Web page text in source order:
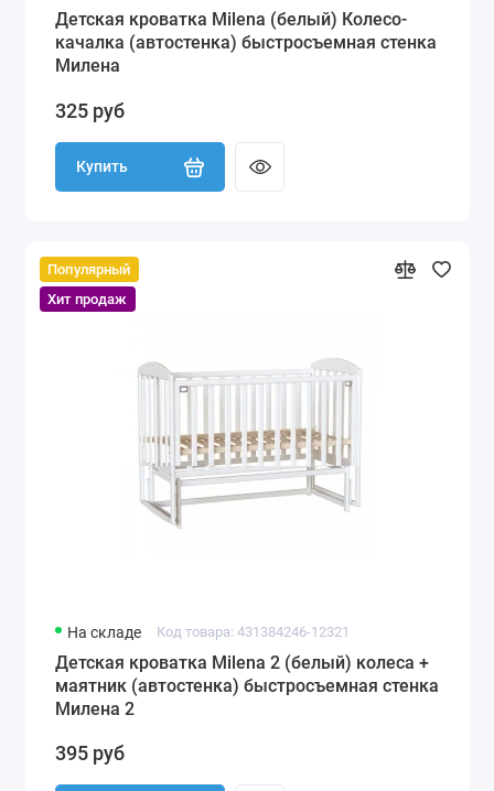
Детская кроватка Milena (белый) Колесо-
качалка (автостенка) быстросъемная стенка
Милена
325 руб
Купить
Популярный
Хит продаж
На складе Код товара: 431384246-12321
Детская кроватка Milena 2 (белый) колеса +
маятник (автостенка) быстросъемная стенка
Милена 2
395 руб